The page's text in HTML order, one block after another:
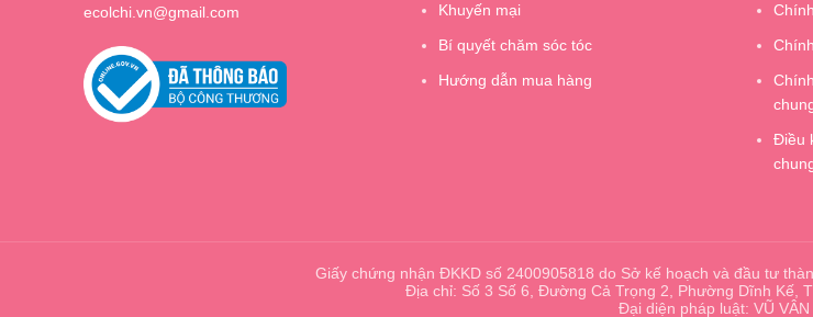
ecolchi.vn@gmail.com
Khuyến mại
Bí quyết chăm sóc tóc
Hướng dẫn mua hàng
Điều
Giấy chứng nhận ĐKKD số 2400905818 do Sở kế hoạch và đầu tư
Địa chỉ: Số 3 Số 6, Đường Cả Trọng 2, Phường Dĩnh Kế,
Đại diện pháp luật: VŨ VÂN